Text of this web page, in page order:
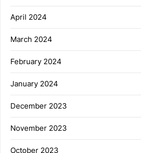
April 2024
March 2024
February 2024
January 2024
December 2023
November 2023
October 2023